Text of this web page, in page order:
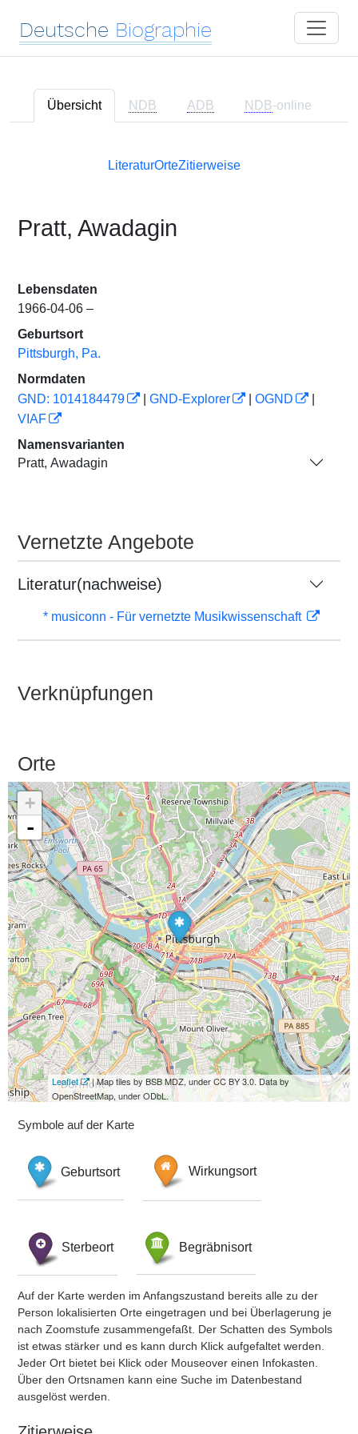
Deutsche Biographie
Übersicht NDB ADB NDB-online
LiteraturOrteZitierweise
Pratt, Awadagin
Lebensdaten
1966-04-06 –
Geburtsort
Pittsburgh, Pa.
Normdaten
GND: 1014184479
GND-Explorer OGND
VIAF
Namensvarianten
Pratt, Awadagin
Vernetzte Angebote
Literatur(nachweise)
* musiconn - Für vernetzte Musikwissenschaft
Verknüpfungen
Orte
+
-
Leaflet
| Map tiles by BSB MDZ, under CC BY 3.0. Data by
OpenStreetMap, under ODbL.
Symbole auf der Karte
Geburtsort Wirkungsort
Sterbeort Begräbnisort
Auf der Karte werden im Anfangszustand bereits alle zu der
Person lokalisierten Orte eingetragen und bei Überlagerung je
nach Zoomstufe zusammengefaßt. Der Schatten des Symbols
ist etwas stärker und es kann durch Klick aufgefaltet werden.
Jeder Ort bietet bei Klick oder Mouseover einen Infokasten.
Über den Ortsnamen kann eine Suche im Datenbestand
ausgelöst werden.